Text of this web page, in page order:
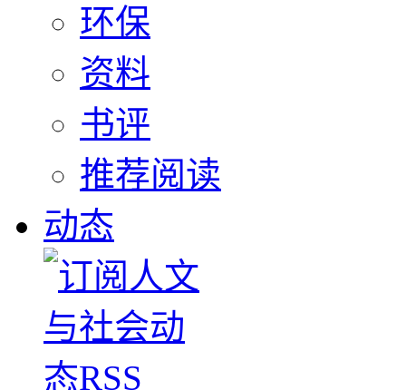
环保
资料
书评
推荐阅读
动态